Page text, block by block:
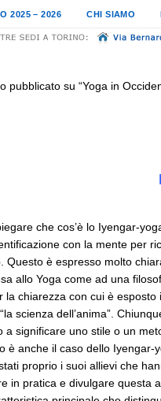
2025 – 2026 CHI SIAMO
pubblicato su “Yoga in
che cos’è lo Iyengar-
con la mente per
Questo è espresso molto
allo Yoga come ad una
la chiarezza con cui è
scienza dell’anima”.
a significare uno stile o un
è anche il caso dello Iyengar-
proprio i suoi allievi che
in pratica e divulgare questa